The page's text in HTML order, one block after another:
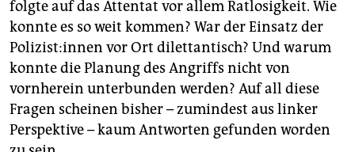
folgte auf das Attentat vor allem Ratlosigkeit. Wie
konnte es so weit kommen? War der Einsatz der
Po­li­zis­t:in­nen vor Ort dilettantisch? Und warum
konnte die Planung des Angriffs nicht von
vornherein unterbunden werden? Auf all diese
Fragen scheinen bisher – zumindest aus linker
Perspektive – kaum Antworten gefunden worden